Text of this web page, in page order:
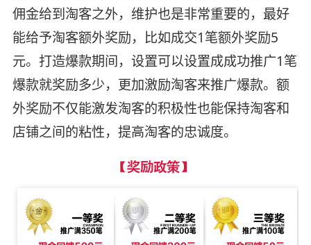
佣金给到淘客之外，维护也是非常重要的，最好
能给予淘客额外奖励，比如成交1笔额外奖励5
元。打造爆款期间，设置可以设置成成功推广1笔
爆款就奖励多少，更加激励淘客来推广爆款。额
外奖励不仅能激发淘客的积极性也能保持淘客和
店铺之间的粘性，提高淘客的忠诚度。